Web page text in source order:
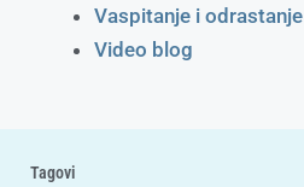
Vaspitanje i odrastanje
Video blog
Tagovi